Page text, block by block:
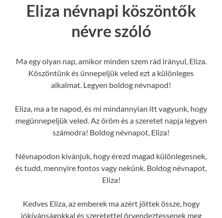
Eliza névnapi köszöntők
névre szóló
Ma egy olyan nap, amikor minden szem rád irányul, Eliza.
Köszöntünk és ünnepeljük veled ezt a különleges
alkalmat. Legyen boldog névnapod!
Eliza, ma a te napod, és mi mindannyian itt vagyunk, hogy
megünnepeljük veled. Az öröm és a szeretet napja legyen
számodra! Boldog névnapot, Eliza!
Névnapodon kívánjuk, hogy érezd magad különlegesnek,
és tudd, mennyire fontos vagy nekünk. Boldog névnapot,
Eliza!
Kedves Eliza, az emberek ma azért jöttek össze, hogy
jókívánságokkal és szeretettel örvendeztessenek meg